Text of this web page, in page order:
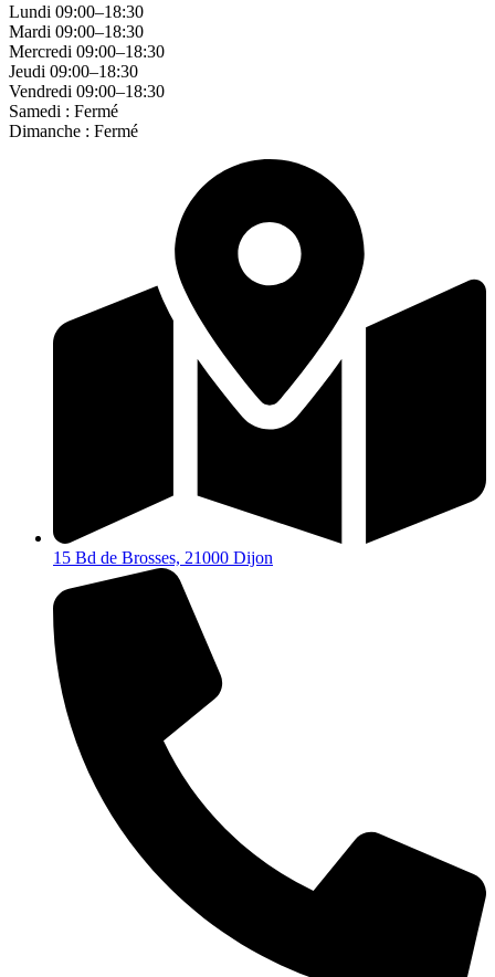
Lundi 09:00–18:30
Mardi 09:00–18:30
Mercredi 09:00–18:30
Jeudi 09:00–18:30
Vendredi 09:00–18:30
Samedi : Fermé
Dimanche : Fermé
15 Bd de Brosses, 21000 Dijon